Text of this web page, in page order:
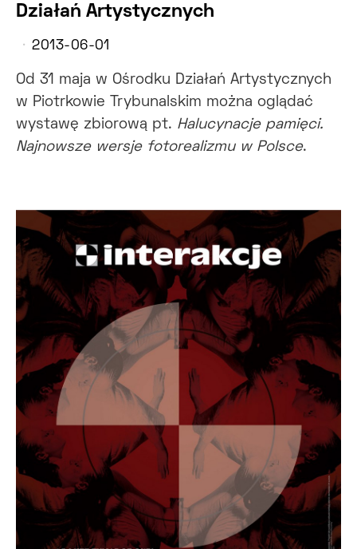
Działań Artystycznych
2013-06-01
Od 31 maja w Ośrodku Działań Artystycznych
w Piotrkowie Trybunalskim można oglądać
wystawę zbiorową pt. Halucynacje pamięci.
Najnowsze wersje fotorealizmu w Polsce.